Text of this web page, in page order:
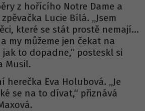
z hořícího Notre Dame a
Lucie Bílá. „Jsem
které se stát prostě nemají…
my můžeme jen čekat na
to dopadne,“ posteskl si
Musil.
herečka Eva Holubová. „Je
se na to dívat,“ přiznává